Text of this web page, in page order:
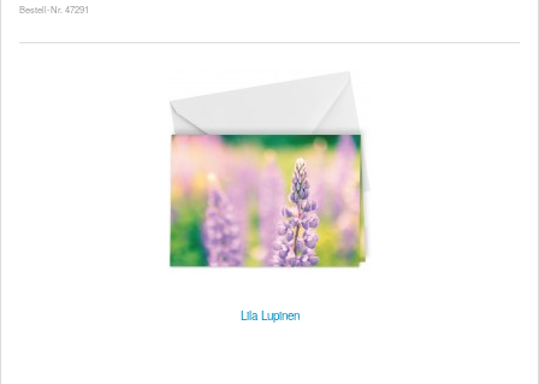
Bestell-Nr. 47291
Lila Lupinen